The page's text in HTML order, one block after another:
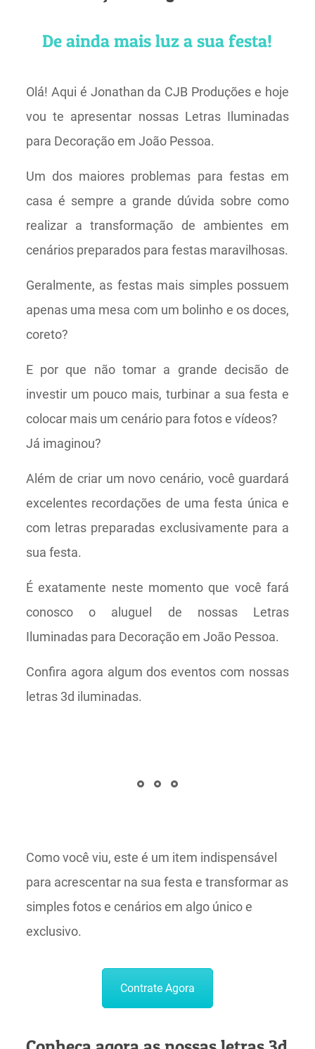
De ainda mais luz a sua festa!
Olá! Aqui é Jonathan da CJB Produções e hoje
vou te apresentar nossas Letras Iluminadas
para Decoração em João Pessoa.
Um dos maiores problemas para festas em
casa é sempre a grande dúvida sobre como
realizar a transformação de ambientes em
cenários preparados para festas maravilhosas.
Geralmente, as festas mais simples possuem
apenas uma mesa com um bolinho e os doces,
coreto?
E por que não tomar a grande decisão de
investir um pouco mais, turbinar a sua festa e
colocar mais um cenário para fotos e vídeos?
Já imaginou?
Além de criar um novo cenário, você guardará
excelentes recordações de uma festa única e
com letras preparadas exclusivamente para a
sua festa.
É exatamente neste momento que você fará
conosco o aluguel de nossas Letras
Iluminadas para Decoração em João Pessoa.
Confira agora algum dos eventos com nossas
letras 3d iluminadas.
Como você viu, este é um item indispensável
para acrescentar na sua festa e transformar as
simples fotos e cenários em algo único e
exclusivo.
Contrate Agora